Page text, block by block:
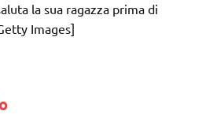
la sua ragazza prima di
Images]